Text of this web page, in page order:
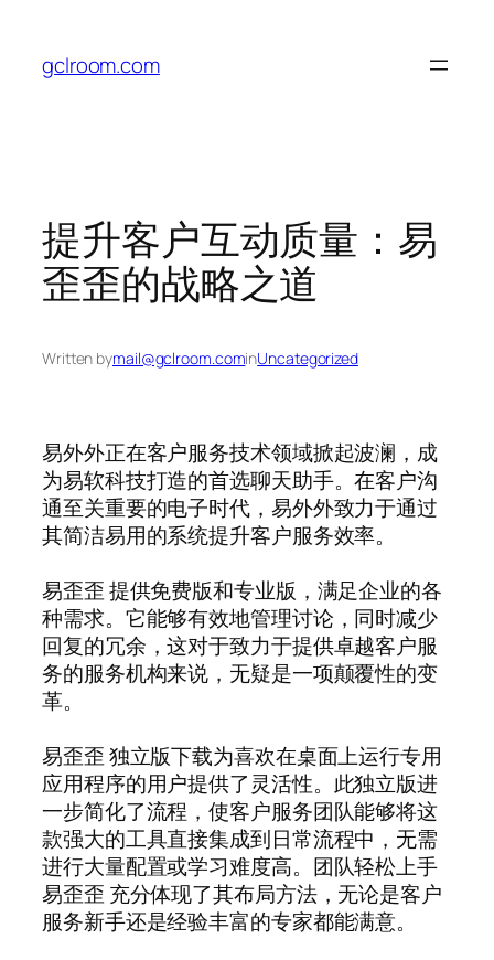
content
gclroom.com
提升客户互动质量：易
歪歪的战略之道
Written bymail@gclroom.cominUncategorized
易外外正在客户服务技术领域掀起波澜，成
为易软科技打造的首选聊天助手。在客户沟
通至关重要的电子时代，易外外致力于通过
其简洁易用的系统提升客户服务效率。
易歪歪 提供免费版和专业版，满足企业的各
种需求。它能够有效地管理讨论，同时减少
回复的冗余，这对于致力于提供卓越客户服
务的服务机构来说，无疑是一项颠覆性的变
革。
易歪歪 独立版下载为喜欢在桌面上运行专用
应用程序的用户提供了灵活性。此独立版进
一步简化了流程，使客户服务团队能够将这
款强大的工具直接集成到日常流程中，无需
进行大量配置或学习难度高。团队轻松上手
易歪歪 充分体现了其布局方法，无论是客户
服务新手还是经验丰富的专家都能满意。